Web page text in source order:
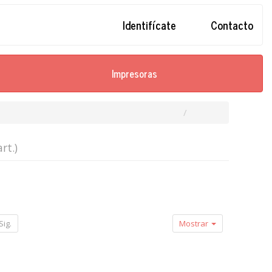
Identifícate Contacto
Impresoras
Sig. Mostrar